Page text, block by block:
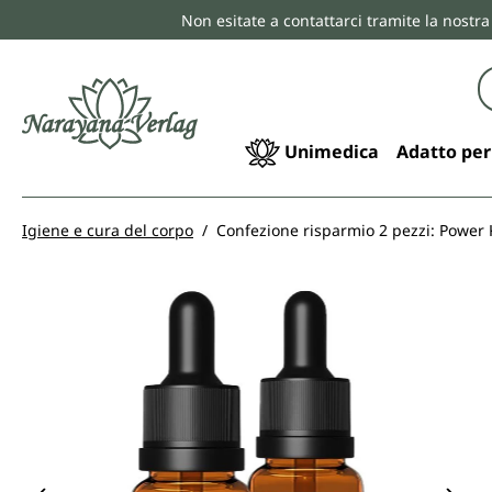
Passa alla navigazione principale
Non esitate a contattarci tramite la
Unimedica Adatto per
Igiene e cura del corpo Confezione risparmio 2 pezzi:
Salta la galleria di immagini